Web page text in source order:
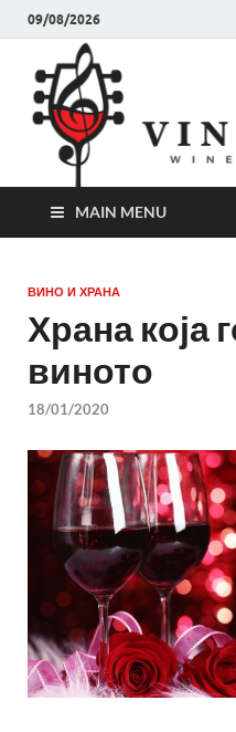
09/08/2026
MAIN MENU
ВИНО И ХРАНА
Храна која
виното
18/01/2020